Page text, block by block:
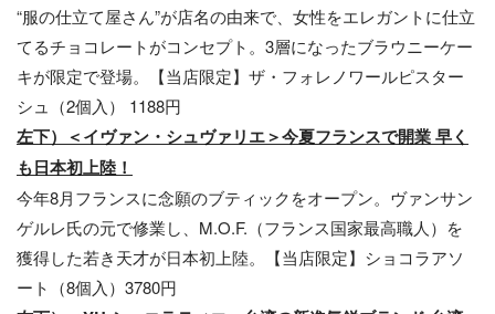
“服の仕立て屋さん”が店名の由来で、女性をエレガントに仕立
てるチョコレートがコンセプト。3層になったブラウニーケー
キが限定で登場。【当店限定】ザ・フォレノワールピスター
シュ（2個入） 1188円
左下）＜イヴァン・シュヴァリエ＞今夏フランスで開業 早く
も日本初上陸！
今年8月フランスに念願のブティックをオープン。ヴァンサン
ゲルレ氏の元で修業し、M.O.F.（フランス国家最高職人）を
獲得した若き天才が日本初上陸。【当店限定】ショコラアソ
ート（8個入）3780円